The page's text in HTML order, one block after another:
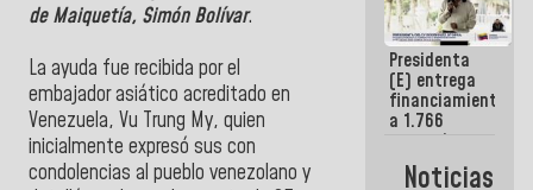
de Maiquetía, Simón Bolívar.
La ayuda fue recibida por el
embajador asiático acreditado en
Venezuela, Vu Trung My, quien
inicialmente expresó sus con
condolencias al pueblo venezolano y
estará
acompañada
por el
Gobierno
Nacional
Presidenta
(E) entrega
financiamientos
a 1.766
comerciantes
emprendedores
Noticias